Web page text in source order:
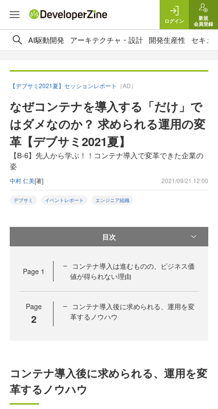
ログイン
新規
会員登録
AI駆動開発 アーキテクチャ・設計 開発生産性 セキュ
【デブサミ2021夏】セッションレポート （AD）
なぜコンテナを導入する「だけ」で
はダメなのか？ 求められる運用の変
革【デブサミ2021夏】
【B-6】先人から学ぶ！！コンテナ導入で変革できた企業の
姿
中村 仁美[著] 2021/09/21 12:00
デブサミ イベントレポート エンジニア組織
目次
Page 1
コンテナ導入は進むものの、ビジネス価
値が得られない理由
Page
2
コンテナ導入後に求められる、運用を変
革するノウハウ
コンテナ導入後に求められる、運用を変
革するノウハウ